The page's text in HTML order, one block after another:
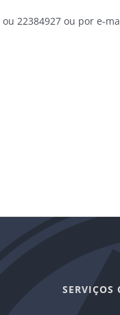
22384927 ou por e-
SERVIÇOS